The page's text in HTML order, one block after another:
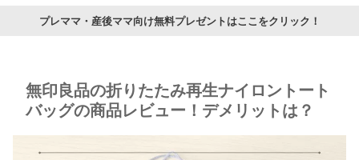
プレママ・産後ママ向け無料プレゼントはここをクリック！
無印良品の折りたたみ再生ナイロントート
バッグの商品レビュー！デメリットは？